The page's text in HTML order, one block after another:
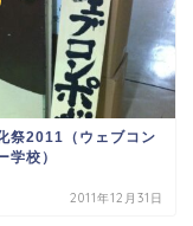
祭2011（ウェブコン
学校）
2011年12月31日